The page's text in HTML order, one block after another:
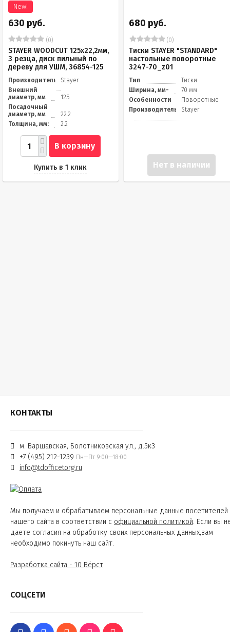
630 руб.
New!
(0)
STAYER WOODCUT 125х22,2мм,
3 резца, диск пильный по
дереву для УШМ, 36854-125
Производитель
Stayer
Внешний
диаметр, мм
125
Посадочный
диаметр, мм
22.2
Толщина, мм:
2.2
В корзину
Купить в 1 клик
680 руб.
(0)
Тиски STAYER "STANDARD"
настольные поворотные
3247-70_z01
Тип
Тиски
Ширина, мм-
70 мм
Особенности
Поворотные
Производитель
Stayer
Нет в наличии
КОНТАКТЫ
м. Варшавская, Болотниковская ул., д.5к3
+7 (495) 212-1239 Пн—Пт 9:00—18:00
info@tdofficetorg.ru
Мы получаем и обрабатываем персональные данные посетителей
нашего сайта в соответствии с официальной политикой. Если вы
даете согласия на обработку своих персональных данных,вам
необходимо покинуть наш сайт.
Разработка сайта - 10 Вёрст
СОЦСЕТИ